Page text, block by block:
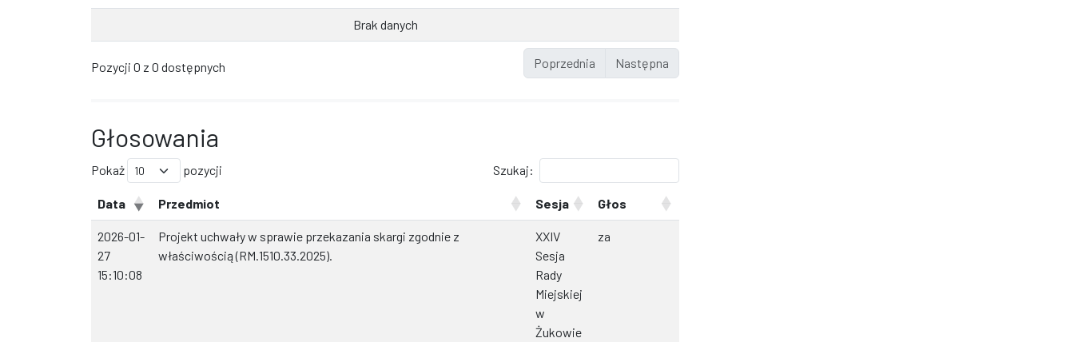
Brak danych
Pozycji 0 z 0 dostępnych Poprzednia Następna
Głosowania
Pokaż pozycji Szukaj:
Data Przedmiot Sesja Głos
2026-01-
27
15:10:08
Projekt uchwały w sprawie przekazania skargi zgodnie z
właściwością (RM.1510.33.2025).
XXIV
Sesja
Rady
Miejskiej
w
Żukowie
za